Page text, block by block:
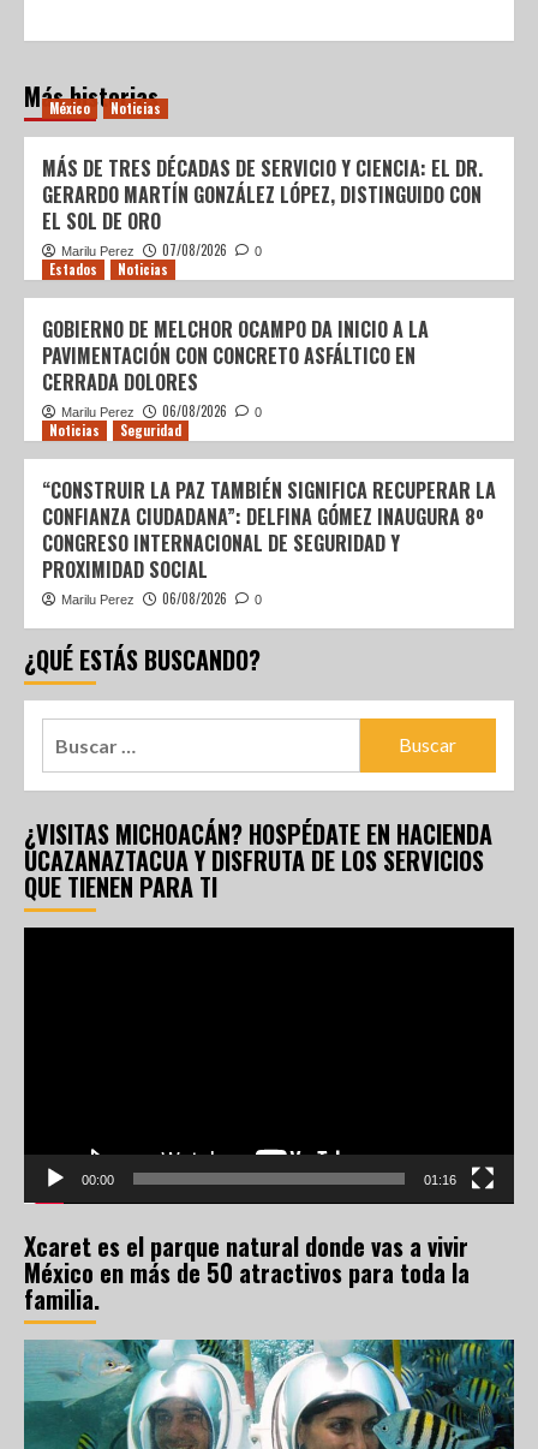
Más historias
México Noticias
MÁS DE TRES DÉCADAS DE SERVICIO Y CIENCIA: EL DR.
GERARDO MARTÍN GONZÁLEZ LÓPEZ, DISTINGUIDO CON
EL SOL DE ORO
Marilu Perez 07/08/2026 0
Estados Noticias
GOBIERNO DE MELCHOR OCAMPO DA INICIO A LA
PAVIMENTACIÓN CON CONCRETO ASFÁLTICO EN
CERRADA DOLORES
Marilu Perez 06/08/2026 0
Noticias Seguridad
“CONSTRUIR LA PAZ TAMBIÉN SIGNIFICA RECUPERAR LA
CONFIANZA CIUDADANA”: DELFINA GÓMEZ INAUGURA 8º
CONGRESO INTERNACIONAL DE SEGURIDAD Y
PROXIMIDAD SOCIAL
Marilu Perez 06/08/2026 0
¿QUÉ ESTÁS BUSCANDO?
¿VISITAS MICHOACÁN? HOSPÉDATE EN HACIENDA
UCAZANAZTACUA Y DISFRUTA DE LOS SERVICIOS
QUE TIENEN PARA TI
00:00 01:16
Xcaret es el parque natural donde vas a vivir
México en más de 50 atractivos para toda la
familia.